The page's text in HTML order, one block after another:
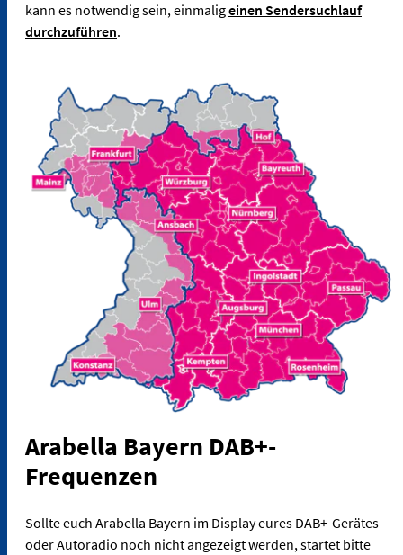
kann es notwendig sein, einmaligeinen Sendersuchlauf
durchzuführen.
Arabella Bayern DAB+-
Frequenzen
Sollte euch Arabella Bayern im Display eures DAB+-Gerätes
oder Autoradio noch nicht angezeigt werden, startet bitte